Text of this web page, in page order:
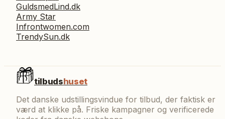
GuldsmedLind.dk
Army Star
Infrontwomen.com
TrendySun.dk
tilbudshuset
Det danske udstillingsvindue for tilbud, der faktisk er
værd at klikke på. Friske kampagner og verificerede